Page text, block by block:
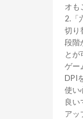
オも
2.「
切り
段階
とが
ゲー
DPI
使い
良い
アッ